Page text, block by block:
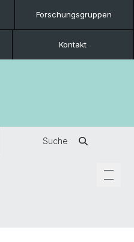
Forschungsgruppen
Kontakt
Suche